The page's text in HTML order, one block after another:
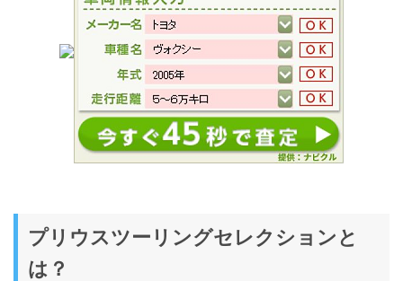
プリウスツーリングセレクションと
は？